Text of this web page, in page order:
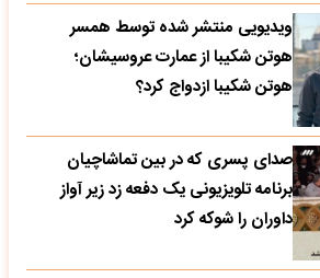
ویدیویی منتشر شده توسط همسر
هوتن شکیبا از عمارت عروسیشان؛
هوتن شکیبا ازدواج کرد؟
صدای پسری که در بین تماشاچیان
برنامه تلویزیونی یک دفعه زد زیر آواز
داوران را شوکه کرد